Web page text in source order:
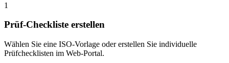
1
Prüf-Checkliste erstellen
Wählen Sie eine ISO-Vorlage oder erstellen Sie individuelle
Prüfchecklisten im Web-Portal.